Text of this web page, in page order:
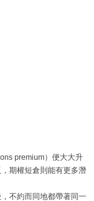
premium）便大大升
期權短倉則能有更多潛
不約而同地都帶著同一